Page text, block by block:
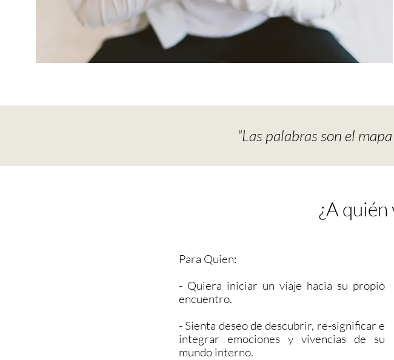
"Las palabras son el
¿A
Para Quien:
- Quiera iniciar un viaje hacia su propio
encuentro.
- Sienta deseo de descubrir, re-significar e
integrar emociones y vivencias de su
mundo interno.